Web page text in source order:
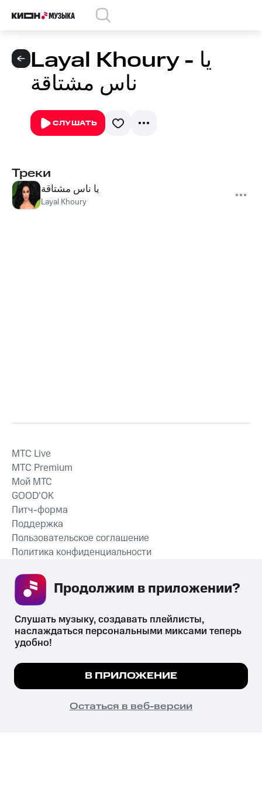
Layal Khoury - يا
ناس مشتاقة
СЛУШАТЬ
Треки
يا ناس مشتاقة
Layal Khoury
СКАЧАТЬ ПРИЛОЖЕНИЕ
MTС Live
MTС Premium
Мой МТС
GOOD’OK
Питч-форма
Поддержка
Пользовательское соглашение
Политика конфиденциальности
психотропных веществ, их аналогов причиняет вред здоровью,
их незаконный оборот запрещён и влечёт установленную
законодательством ответственность.
© 2026 ООО «КИОН».
Все права защищены
Мы используем куки, чтобы на сайте все
Подробнее
ПОНЯТНО
Слушать музыку, создавать плейлисты,
наслаждаться персональными миксами теперь
удобно!
В ПРИЛОЖЕНИЕ
Остаться в веб-версии